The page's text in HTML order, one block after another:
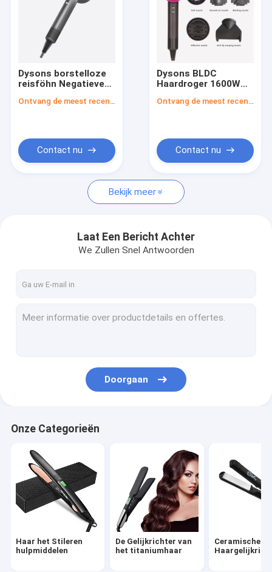
VR-show
Ongeveer ons
Nieuws
Verzoek om een Citaat
De Gelijkrichter van het titaniumhaar
Ceramische Haargelijkrichter
Draadloze Haarhulpmiddelen
Brushless Droogkap
Mini Hair Styling Tools
Draadloze Haarsnoeischaren
Elektrische Gezichts Reinigende Borstel
Dysons borstelloze
reisföhn Negatieve
Supersonic
Ontvang de meest recente Prijs
Contact nu
Dysons BLDC
Haardroger 1600W
Ionen Sterke Wind
Ontvang de meest recente Prijs
Contact nu
Bekijk meer
Laat Een Bericht Achter
We Zullen Snel Antwoorden
Doorgaan
Onze Categorieën
Haar het Stileren
hulpmiddelen
De Gelijkrichter van
het titaniumhaar
Ceramische